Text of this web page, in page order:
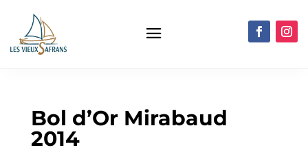
Bol d’Or Mirabaud
2014